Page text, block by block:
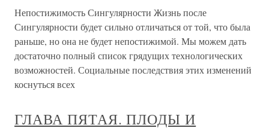
Непостижимость Сингулярности Жизнь после
Сингулярности будет сильно отличаться от той, что была
раньше, но она не будет непостижимой. Мы можем дать
достаточно полный список грядущих технологических
возможностей. Социальные последствия этих изменений
коснуться всех
ГЛАВА ПЯТАЯ. ПЛОДЫ И